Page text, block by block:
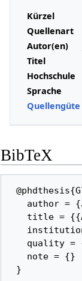
Kürzel
Quellenart
Autor(en)
Titel
Hochschule
Sprache
Quellengüte
BibTeX